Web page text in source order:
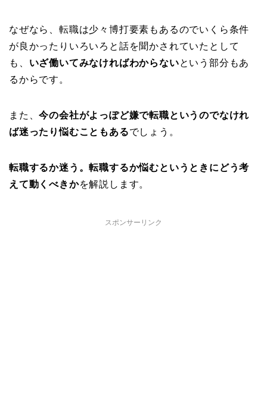
なぜなら、転職は少々博打要素もあるのでいくら条件
が良かったりいろいろと話を聞かされていたとして
も、 いざ働いてみなければわからないという部分もあ
るからです。
また、今の会社がよっぽど嫌で転職というのでなけれ
ば迷ったり悩むこともあるでしょう。
転職するか迷う。転職するか悩むというときにどう考
えて動くべきかを解説します。
スポンサーリンク